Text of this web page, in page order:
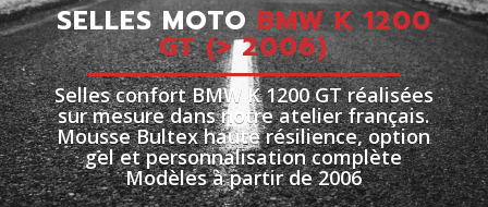
SELLES MOTOBMW K 1200
GT (> 2006)
Selles confort BMW K 1200 GT réalisées
sur mesure dans notre atelier français.
Mousse Bultex haute résilience, option
gel et personnalisation complète
Modèles à partir de 2006